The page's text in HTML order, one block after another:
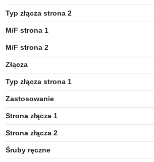
Typ złącza strona 2
M/F strona 1
M/F strona 2
Złącza
Typ złącza strona 1
Zastosowanie
Strona złącza 1
Strona złącza 2
Śruby ręczne